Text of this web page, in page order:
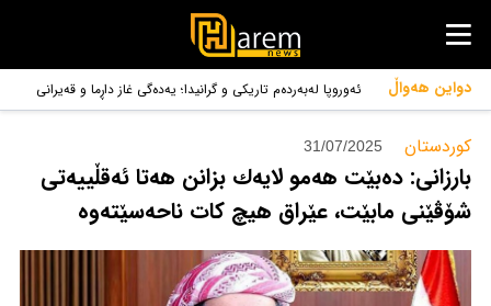
دواین هەواڵ
ئەوروپا لەبەردەم تاریکی و گرانیدا؛ یەدەگی غاز داڕما و قەیرانی
گەورە گەڕایەوە!
کوردستان‌ 31/07/2025
بارزانی: دەبێت هەمو لایەك بزانن هەتا ئەقڵییەتی
شۆڤێنی مابێت، عێراق هیچ كات ناحەسێتەوە